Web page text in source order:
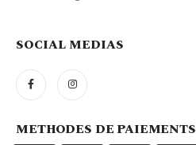
SOCIAL MEDIAS
METHODES DE PAIEMENTS